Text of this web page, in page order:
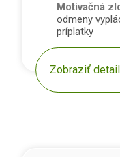
Motivačná
odmeny
príplatky
Zobraziť